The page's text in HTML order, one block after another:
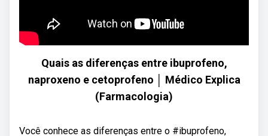
Quais as diferenças entre ibuprofeno,
naproxeno e cetoprofeno │ Médico Explica
(Farmacologia)
Você conhece as diferenças entre o #ibuprofeno,